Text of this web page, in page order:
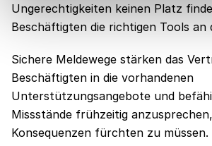
Ungerechtigkeiten keinen Platz
Beschäftigten die richtigen Tools an
Sichere Meldewege stärken das
Beschäftigten in die vorhandenen
Unterstützungsangebote und
Missstände frühzeitig
Konsequenzen fürchten zu müssen.